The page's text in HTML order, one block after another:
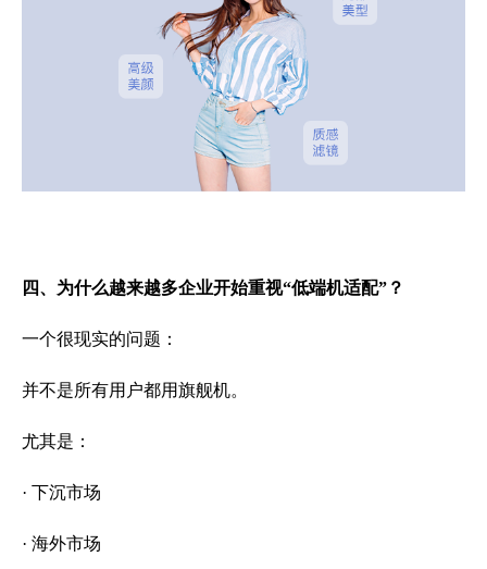
四、为什么越来越多企业开始重视“低端机适配”？
一个很现实的问题：
并不是所有用户都用旗舰机。
尤其是：
· 下沉市场
· 海外市场